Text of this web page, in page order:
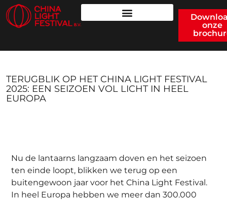
onze
TERUGBLIK OP HET CHINA LIGHT FESTIVAL
2025: EEN SEIZOEN VOL LICHT IN HEEL
EUROPA
Nu de lantaarns langzaam doven en het seizoen
ten einde loopt, blikken we terug op een
buitengewoon jaar voor het China Light Festival.
In heel Europa hebben we meer dan 300.000